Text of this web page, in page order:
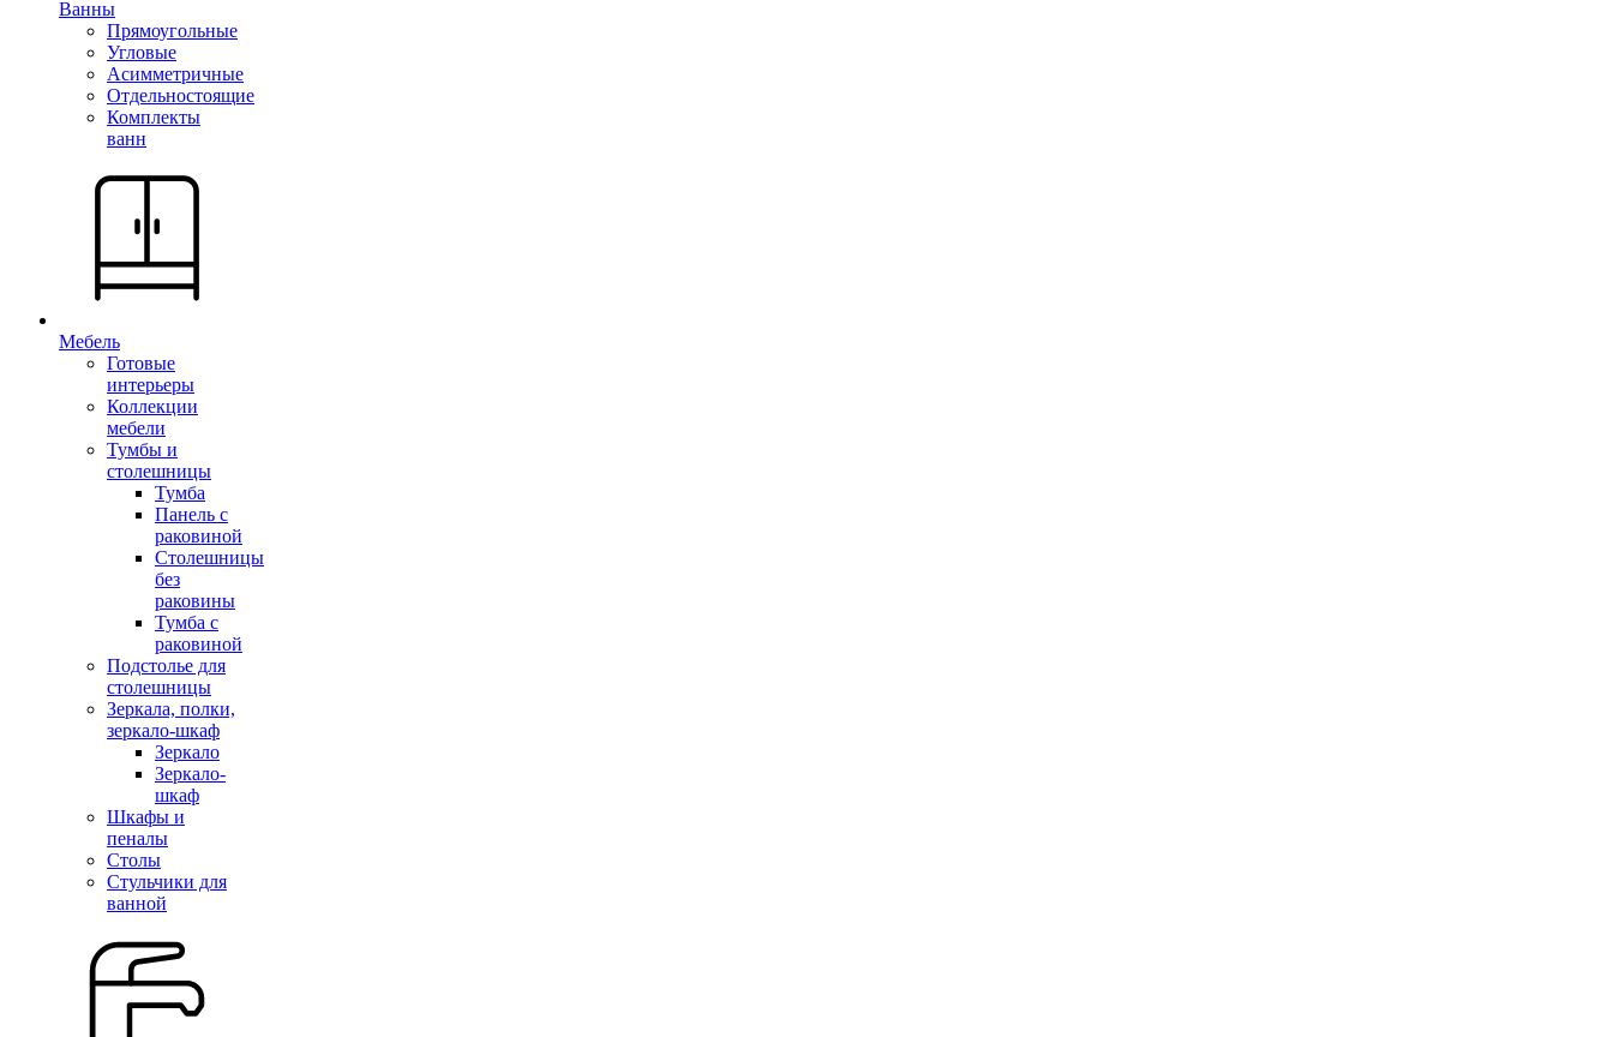
Ванны
Прямоугольные
Угловые
Асимметричные
Отдельностоящие
Комплекты
ванн
Мебель
Готовые
интерьеры
Коллекции
мебели
Тумбы и
столешницы
Тумба
Панель с
раковиной
Столешницы
без
раковины
Тумба с
раковиной
Подстолье для
столешницы
Зеркала, полки,
зеркало-шкаф
Зеркало
Зеркало-
шкаф
Шкафы и
пеналы
Столы
Стульчики для
ванной